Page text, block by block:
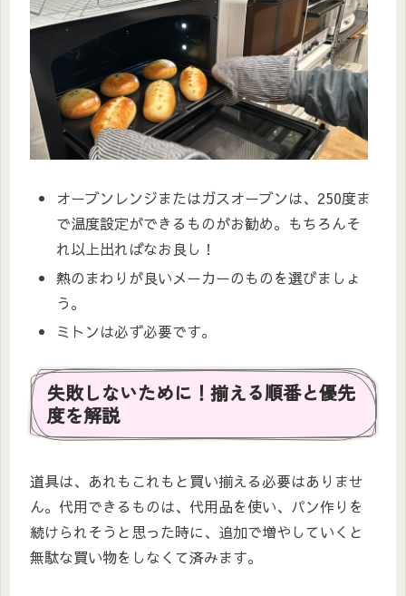
オーブンレンジまたはガスオーブンは、250度ま
で温度設定ができるものがお勧め。もちろんそ
れ以上出ればなお良し！
熱のまわりが良いメーカーのものを選びましょ
う。
ミトンは必ず必要です。
失敗しないために！揃える順番と優先
度を解説
道具は、あれもこれもと買い揃える必要はありませ
ん。代用できるものは、代用品を使い、パン作りを
続けられそうと思った時に、追加で増やしていくと
無駄な買い物をしなくて済みます。